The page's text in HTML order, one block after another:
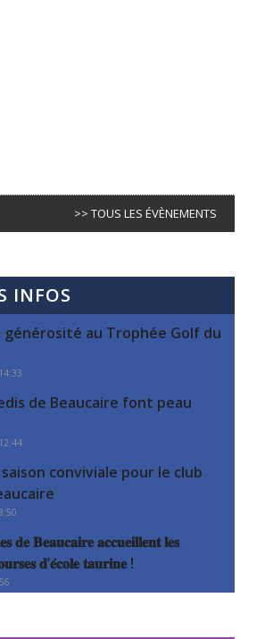
>> TOUS LES ÉVÈNEMENTS
INFOS
générosité au Trophée Golf du
de Beaucaire font peau
conviviale pour le club
𝐝𝐞 𝐁𝐞𝐚𝐮𝐜𝐚𝐢𝐫𝐞 𝐚𝐜𝐜𝐮𝐞𝐢𝐥𝐥𝐞𝐧𝐭 𝐥𝐞𝐬
𝐝’𝐞́𝐜𝐨𝐥𝐞 𝐭𝐚𝐮𝐫𝐢𝐧𝐞 !